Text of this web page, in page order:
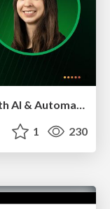
How to Grow Your eCommerce with AI & Automation
1 230